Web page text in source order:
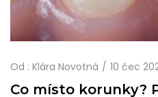
Od : Klára Novotná 10 čec
Co místo korunky?